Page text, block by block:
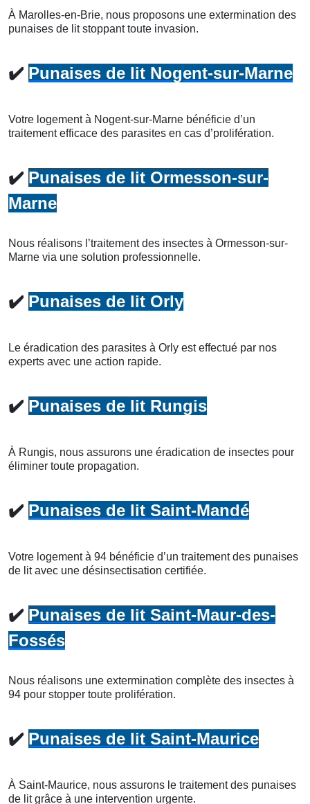
À Marolles-en-Brie, nous proposons une extermination des
punaises de lit stoppant toute invasion.
✔️ Punaises de lit Nogent-sur-Marne
Votre logement à Nogent-sur-Marne bénéficie d’un
traitement efficace des parasites en cas d’prolifération.
✔️ Punaises de lit Ormesson-sur-
Marne
Nous réalisons l’traitement des insectes à Ormesson-sur-
Marne via une solution professionnelle.
✔️ Punaises de lit Orly
Le éradication des parasites à Orly est effectué par nos
experts avec une action rapide.
✔️ Punaises de lit Rungis
À Rungis, nous assurons une éradication de insectes pour
éliminer toute propagation.
✔️ Punaises de lit Saint-Mandé
Votre logement à 94 bénéficie d’un traitement des punaises
de lit avec une désinsectisation certifiée.
✔️ Punaises de lit Saint-Maur-des-
Fossés
Nous réalisons une extermination complète des insectes à
94 pour stopper toute prolifération.
✔️ Punaises de lit Saint-Maurice
À Saint-Maurice, nous assurons le traitement des punaises
de lit grâce à une intervention urgente.